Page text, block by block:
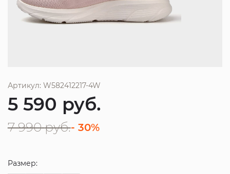
Артикул: W582412217-4W
5 590 руб.
7 990 руб.- 30%
Размер: